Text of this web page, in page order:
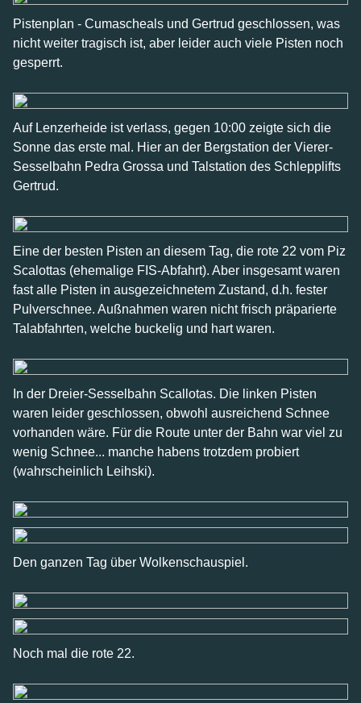
Pistenplan - Cumascheals und Gertrud geschlossen, was
nicht weiter tragisch ist, aber leider auch viele Pisten noch
gesperrt.
Auf Lenzerheide ist verlass, gegen 10:00 zeigte sich die
Sonne das erste mal. Hier an der Bergstation der Vierer-
Sesselbahn Pedra Grossa und Talstation des Schlepplifts
Gertrud.
Eine der besten Pisten an diesem Tag, die rote 22 vom Piz
Scalottas (ehemalige FIS-Abfahrt). Aber insgesamt waren
fast alle Pisten in ausgezeichnetem Zustand, d.h. fester
Pulverschnee. Außnahmen waren nicht frisch präparierte
Talabfahrten, welche buckelig und hart waren.
In der Dreier-Sesselbahn Scallotas. Die linken Pisten
waren leider geschlossen, obwohl ausreichend Schnee
vorhanden wäre. Für die Route unter der Bahn war viel zu
wenig Schnee... manche habens trotzdem probiert
(wahrscheinlich Leihski).
Den ganzen Tag über Wolkenschauspiel.
Noch mal die rote 22.